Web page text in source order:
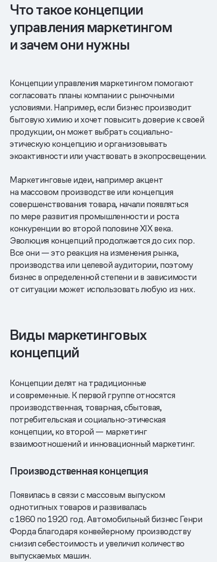
Что такое концепции
управления маркетингом
и зачем они нужны
Концепции управления маркетингом помогают
согласовать планы компании с рыночными
условиями. Например, если бизнес производит
бытовую химию и хочет повысить доверие к своей
продукции, он может выбрать социально-
этическую концепцию и организовывать
экоактивности или участвовать в экопросвещении.
Маркетинговые идеи, например акцент
на массовом производстве или концепция
совершенствования товара, начали появляться
по мере развития промышленности и роста
конкуренции во второй половине XIX века.
Эволюция концепций продолжается до сих пор.
Все они — это реакция на изменения рынка,
производства или целевой аудитории, поэтому
бизнес в определенной степени и в зависимости
от ситуации может использовать любую из них.
Виды маркетинговых
концепций
Концепции делят на традиционные
и современные. К первой группе относятся
производственная, товарная, сбытовая,
потребительская и социально-этическая
концепции, ко второй — маркетинг
взаимоотношений и инновационный маркетинг.
Производственная концепция
Появилась в связи с массовым выпуском
однотипных товаров и развивалась
с 1860 по 1920 год. Автомобильный бизнес Генри
Форда благодаря конвейерному производству
снизил себестоимость и увеличил количество
выпускаемых машин.